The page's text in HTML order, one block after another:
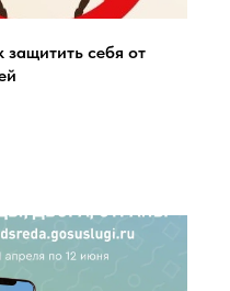
защитить себя от